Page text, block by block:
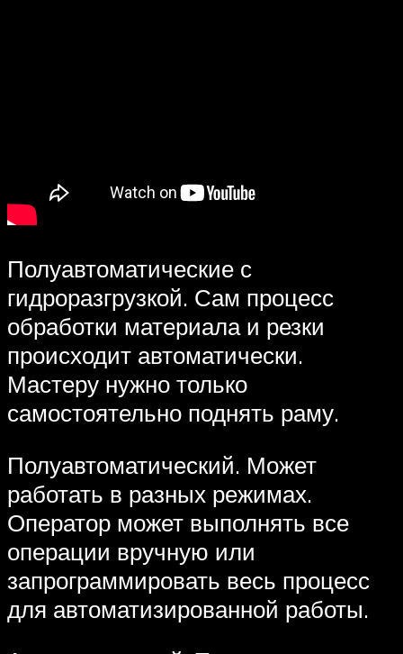
Полуавтоматические с
гидроразгрузкой. Сам процесс
обработки материала и резки
происходит автоматически.
Мастеру нужно только
самостоятельно поднять раму.
Полуавтоматический. Может
работать в разных режимах.
Оператор может выполнять все
операции вручную или
запрограммировать весь процесс
для автоматизированной работы.